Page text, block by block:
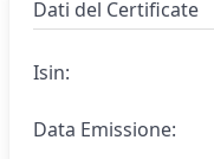
Dati del Certificate
Isin:
Data Emissione: